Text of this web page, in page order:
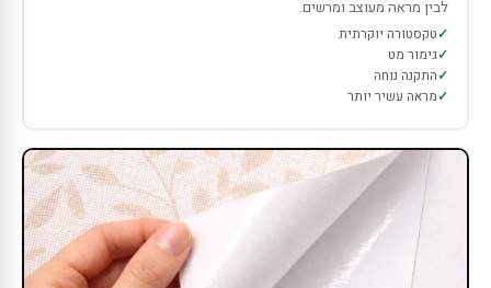
לבין מראה מעוצב ומרשים.
טקסטורה יוקרתית
גימור מט
התקנה נוחה
מראה עשיר יותר